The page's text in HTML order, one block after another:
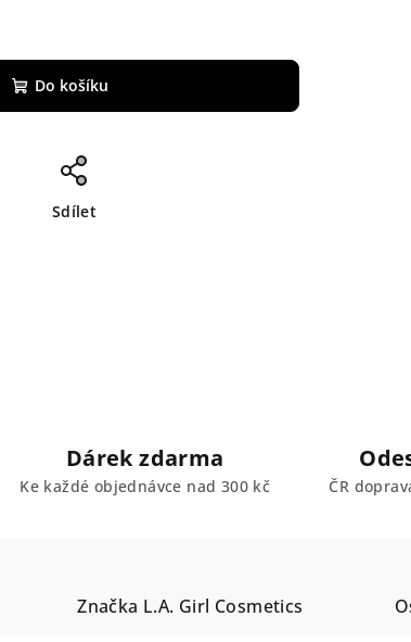
Do košíku
Sdílet
Dárek zdarma
Ke každé objednávce nad 300 kč ČR
Značka L.A. Girl Cosmetics